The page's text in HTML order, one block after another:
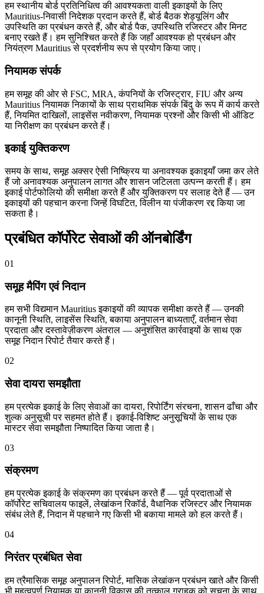
हम स्थानीय बोर्ड प्रतिनिधित्व की आवश्यकता वाली इकाइयों के लिए
Mauritius-निवासी निदेशक प्रदान करते हैं, बोर्ड बैठक शेड्यूलिंग और
उपस्थिति का प्रबंधन करते हैं, और बोर्ड पैक, उपस्थिति रजिस्टर और मिनट
बनाए रखते हैं। हम सुनिश्चित करते हैं कि जहाँ आवश्यक हो प्रबंधन और
नियंत्रण Mauritius से प्रदर्शनीय रूप से प्रयोग किया जाए।
नियामक संपर्क
हम समूह की ओर से FSC, MRA, कंपनियों के रजिस्ट्रार, FIU और अन्य
Mauritius नियामक निकायों के साथ प्राथमिक संपर्क बिंदु के रूप में कार्य करते
हैं, नियमित दाखिलों, लाइसेंस नवीकरण, नियामक प्रश्नों और किसी भी ऑडिट
या निरीक्षण का प्रबंधन करते हैं।
इकाई युक्तिकरण
समय के साथ, समूह अक्सर ऐसी निष्क्रिय या अनावश्यक इकाइयाँ जमा कर लेते
हैं जो अनावश्यक अनुपालन लागत और शासन जटिलता उत्पन्न करती हैं। हम
इकाई पोर्टफोलियो की समीक्षा करते हैं और युक्तिकरण पर सलाह देते हैं — उन
इकाइयों की पहचान करना जिन्हें विघटित, विलीन या पंजीकरण रद्द किया जा
सकता है।
प्रबंधित कॉर्पोरेट सेवाओं की ऑनबोर्डिंग
01
समूह मैपिंग एवं निदान
हम सभी विद्यमान Mauritius इकाइयों की व्यापक समीक्षा करते हैं — उनकी
कानूनी स्थिति, लाइसेंस स्थिति, बकाया अनुपालन बाध्यताएँ, वर्तमान सेवा
प्रदाता और दस्तावेज़ीकरण अंतराल — अनुशंसित कार्रवाइयों के साथ एक
समूह निदान रिपोर्ट तैयार करते हैं।
02
सेवा दायरा समझौता
हम प्रत्येक इकाई के लिए सेवाओं का दायरा, रिपोर्टिंग संरचना, शासन ढाँचा और
शुल्क अनुसूची पर सहमत होते हैं। इकाई-विशिष्ट अनुसूचियों के साथ एक
मास्टर सेवा समझौता निष्पादित किया जाता है।
03
संक्रमण
हम प्रत्येक इकाई के संक्रमण का प्रबंधन करते हैं — पूर्व प्रदाताओं से
कॉर्पोरेट सचिवालय फाइलें, लेखांकन रिकॉर्ड, वैधानिक रजिस्टर और नियामक
संबंध लेते हैं, निदान में पहचाने गए किसी भी बकाया मामले को हल करते हैं।
04
निरंतर प्रबंधित सेवा
हम त्रैमासिक समूह अनुपालन रिपोर्ट, मासिक लेखांकन प्रबंधन खाते और किसी
भी महत्वपूर्ण नियामक या कानूनी विकास की तत्काल ग्राहक को सूचना के साथ